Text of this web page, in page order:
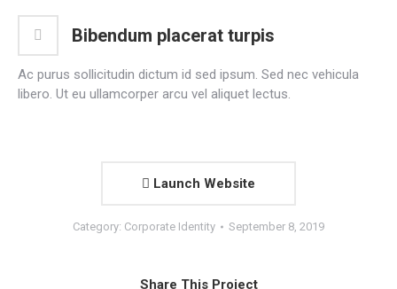
Bibendum placerat turpis
Ac purus sollicitudin dictum id sed ipsum. Sed nec vehicula
libero. Ut eu ullamcorper arcu vel aliquet lectus.
Launch Website
Category: Corporate Identity September 8, 2019
Share This Project